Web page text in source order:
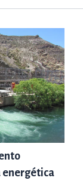
energética